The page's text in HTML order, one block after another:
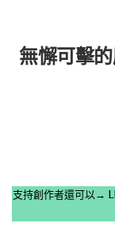
無懈可擊
支持創作者還可以→